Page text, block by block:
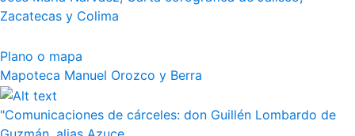
Zacatecas y Colima
Plano o mapa
Mapoteca Manuel Orozco y Berra
"Comunicaciones de cárceles: don Guillén Lombardo de